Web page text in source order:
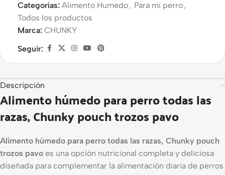
Categorías: Alimento Humedo, Para mi perro,
Todos los productos
Marca: CHUNKY
Seguir:
Descripción
Alimento húmedo para perro todas las
razas, Chunky pouch trozos pavo
Alimento húmedo para perro todas las razas, Chunky pouch
trozos pavo es una opción nutricional completa y deliciosa
diseñada para complementar la alimentación diaria de perros